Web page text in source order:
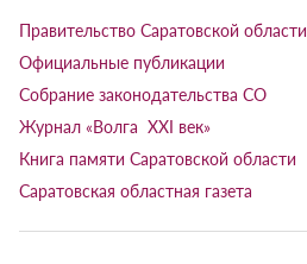
Правительство Саратовской области
Официальные публикации
Собрание законодательства СО
Журнал «Волга XXI век»
Книга памяти Саратовской области
Саратовская областная газета